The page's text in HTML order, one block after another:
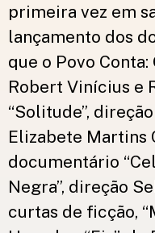
primeira vez em
lançamento dos
que o Povo Conta:
Robert Vinícius e
“Solitude”,
Elizabete Martins
documentário
Negra”, direção
curtas de ficção,